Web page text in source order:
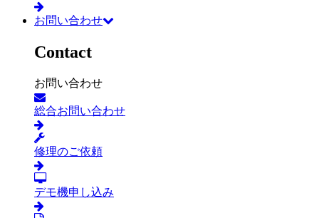
お問い合わせ
Contact
お問い合わせ
総合お問い合わせ
修理のご依頼
デモ機申し込み